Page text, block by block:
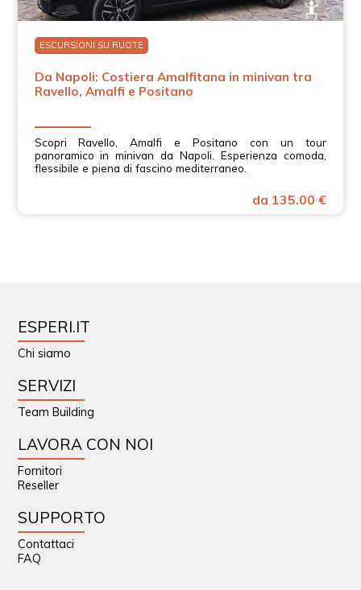
ESCURSIONI SU RUOTE
Da Napoli: Costiera Amalfitana in minivan tra
Ravello, Amalfi e Positano
Scopri Ravello, Amalfi e Positano con un tour
panoramico in minivan da Napoli. Esperienza comoda,
flessibile e piena di fascino mediterraneo.
da 135.00 €
ESPERI.IT
Chi siamo
SERVIZI
Team Building
LAVORA CON NOI
Fornitori
Reseller
SUPPORTO
Contattaci
FAQ